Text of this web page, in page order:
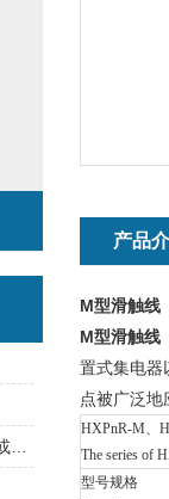
产品
M型滑触线
M型滑触线
置式集电器
点被广泛
HXPnR-M、
The series of
型号规格